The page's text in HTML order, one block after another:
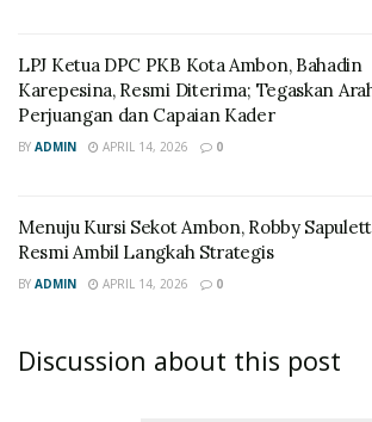
LPJ Ketua DPC PKB Kota Ambon, Bahadin
Karepesina, Resmi Diterima; Tegaskan
Perjuangan dan Capaian Kader
BY ADMIN APRIL 14, 2026 0
Menuju Kursi Sekot Ambon, Robby
Resmi Ambil Langkah Strategis
BY ADMIN APRIL 14, 2026 0
Discussion about this post